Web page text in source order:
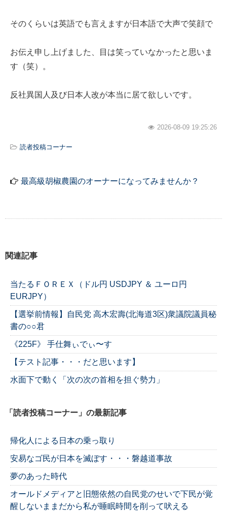
そのくらいは英語でも言えますが日本語で大声で笑顔で
お伝え申し上げました、目は笑っていなかったと思いま
す（笑）。
反社異国人及び日本人改が本当に居て欲しいです。
2026-08-09 19:25:26
読者投稿コーナー
最高級胡椒農園のオーナーになってみませんか？
関連記事
当たるＦＯＲＥＸ（ドル円 USDJPY ＆ ユーロ円
EURJPY）
【選挙前情報】自民党 高木宏壽(北海道3区)衆議院議員秘
書の○○君
《225F》 手仕舞ぃでぃ〜す
【テスト記事・・・だと思います】
水面下で動く「次の次の首相を担ぐ勢力」
「読者投稿コーナー」の最新記事
帰化人による日本の乗っ取り
安易なゴ民が日本を滅ぼす・・・磐越道事故
夢のあった時代
オールドメディアと旧態依然の自民党のせいで下民が覚
醒しないままだから私が睡眠時間を削って吠える